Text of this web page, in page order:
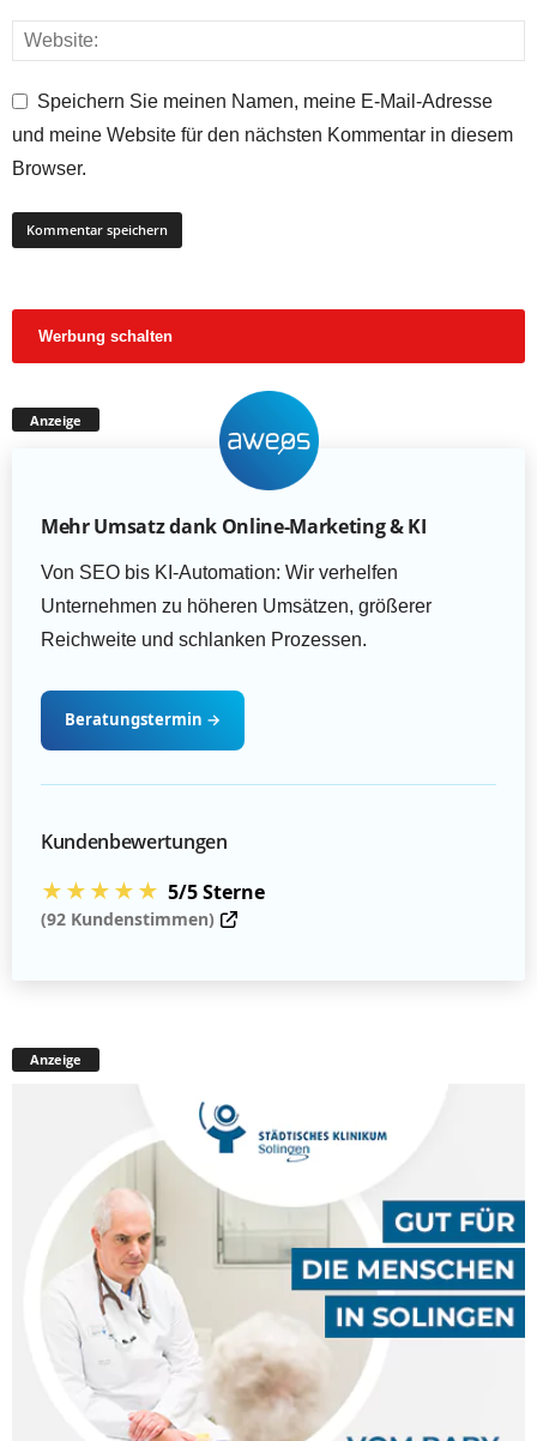
Speichern Sie meinen Namen, meine E-Mail-Adresse
und meine Website für den nächsten Kommentar in diesem
Browser.
Werbung schalten
Anzeige
Mehr Umsatz dank Online-Marketing & KI
Von SEO bis KI-Automation: Wir verhelfen
Unternehmen zu höheren Umsätzen, größerer
Reichweite und schlanken Prozessen.
Beratungstermin →
Kundenbewertungen
★★★★★ 5/5 Sterne
(92 Kundenstimmen)
Anzeige